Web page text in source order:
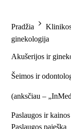
Pradžia
ginekologija
Akušerijos ir
Šeimos ir
(anksčiau –
Paslaugos ir kainos
Paslaugos paieška